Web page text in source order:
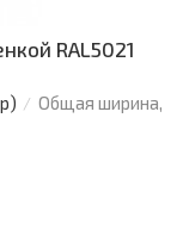
RAL5021
Общая ширина,